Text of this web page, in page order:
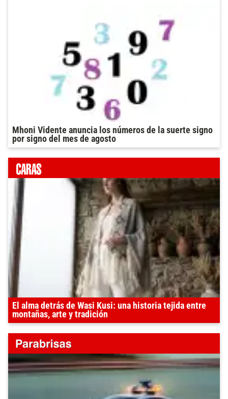
Mhoni Vidente anuncia los números de la suerte signo
por signo del mes de agosto
El alma detrás de Wasi Kusi: una historia tejida entre
montañas, arte y tradición